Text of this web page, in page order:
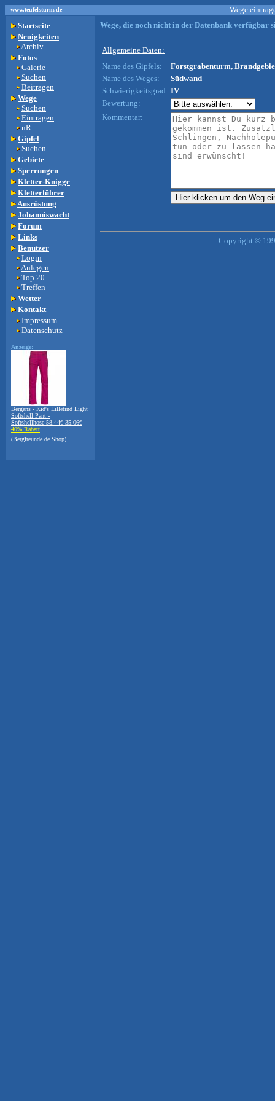
www.teufelsturm.de
Wege
Startseite
Neuigkeiten
Archiv
Fotos
Galerie
Suchen
Beitragen
Wege
Suchen
Eintragen
nR
Gipfel
Suchen
Gebiete
Sperrungen
Kletter-Knigge
Kletterführer
Ausrüstung
Johanniswacht
Forum
Links
Benutzer
Login
Anlegen
Top 20
Treffen
Wetter
Kontakt
Impressum
Datenschutz
Anzeige:
Bergans - Kid's Lilletind Light
Softshell Pant -
Softshellhose 58.44€ 35.06€
40% Rabatt
(Bergfreunde.de Shop)
Wege, die noch nicht in der Datenbank verfügbar
Allgemeine Daten:
Name des Gipfels:
Forstgrabenturm,
Name des Weges:
Südwand
Schwierigkeitsgrad: IV
Bewertung:
Kommentar:
Copyright ©